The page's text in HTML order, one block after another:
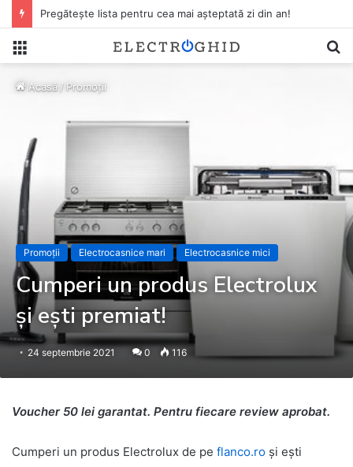
Pregătește lista pentru cea mai așteptată zi din an!
Acasă /Promoții
Promoții Electrocasnice mari Electrocasnice mici
Cumperi un produs Electrolux
și ești premiat!
24 septembrie 2021 0 116
Voucher 50 lei garantat. Pentru fiecare review aprobat.
Cumperi un produs Electrolux de pe flanco.ro și ești